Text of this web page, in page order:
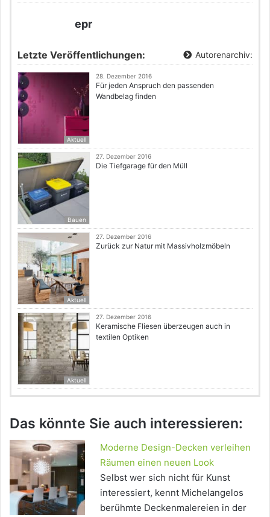
epr
Letzte Veröffentlichungen: Autorenarchiv:
Aktuell
28. Dezember 2016
Für jeden Anspruch den passenden
Wandbelag finden
Bauen
27. Dezember 2016
Die Tiefgarage für den Müll
Aktuell
27. Dezember 2016
Zurück zur Natur mit Massivholzmöbeln
Aktuell
27. Dezember 2016
Keramische Fliesen überzeugen auch in
textilen Optiken
Das könnte Sie auch interessieren:
Moderne Design-Decken verleihen
Räumen einen neuen Look
Selbst wer sich nicht für Kunst
interessiert, kennt Michelangelos
berühmte Deckenmalereien in der